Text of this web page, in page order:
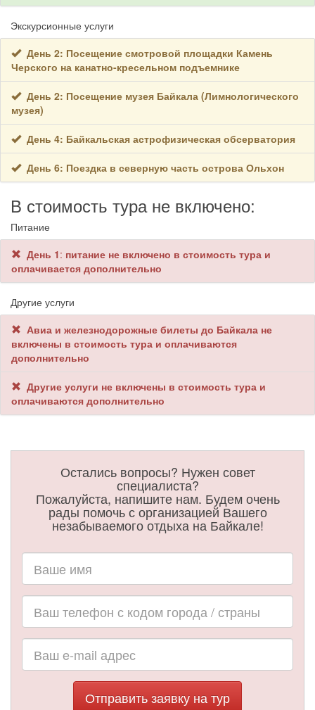
Экскурсионные услуги
День 2: Посещение смотровой площадки Камень
Черского на канатно-кресельном подъемнике
День 2: Посещение музея Байкала (Лимнологического
музея)
День 4: Байкальская астрофизическая обсерватория
День 6: Поездка в северную часть острова Ольхон
В стоимость тура не включено:
Питание
День 1: питание не включено в стоимость тура и
оплачивается дополнительно
Другие услуги
Авиа и железнодорожные билеты до Байкала не
включены в стоимость тура и оплачиваются
дополнительно
Другие услуги не включены в стоимость тура и
оплачиваются дополнительно
Остались вопросы? Нужен совет
специалиста?
Пожалуйста, напишите нам. Будем очень
рады помочь с организацией Вашего
незабываемого отдыха на Байкале!
Отправить заявку на тур